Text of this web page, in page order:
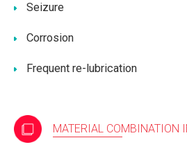
Seizure
Corrosion
Frequent re-lubrication
MATERIAL COMBINATION